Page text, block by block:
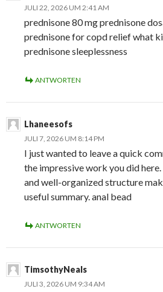
JULI 22, 2026 UM 2:41 AM
prednisone 80 mg prednisone
prednisone for copd relief what
prednisone sleeplessness
ANTWORTEN
Lhaneesofs
JULI 7, 2026 UM 8:14 PM
I just wanted to leave a quick
the impressive work you did
and well-organized structure
useful summary. anal bead
ANTWORTEN
TimsothyNeals
JULI 3, 2026 UM 9:34 AM